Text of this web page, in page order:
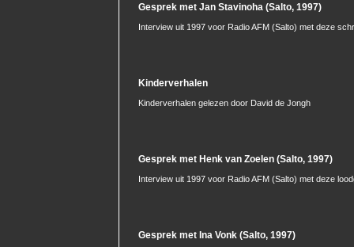
Gesprek met Jan Stavinoha (Salto, 1997)
Interview uit 1997 voor Radio AFM (Salto) met deze
Kinderverhalen
Kinderverhalen gelezen door David de Jongh
Gesprek met Henk van Zoelen (Salto, 1997)
Interview uit 1997 voor Radio AFM (Salto) met deze
Gesprek met Ina Vonk (Salto, 1997)